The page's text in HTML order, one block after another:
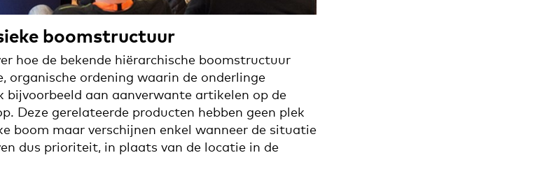
boomstructuur
hoe de bekende hiërarchische boomstructuur
organische ordening waarin de onderlinge
bijvoorbeeld aan aanverwante artikelen op de
Deze gerelateerde producten hebben geen plek
boom maar verschijnen enkel wanneer de situatie
dus prioriteit, in plaats van de locatie in de